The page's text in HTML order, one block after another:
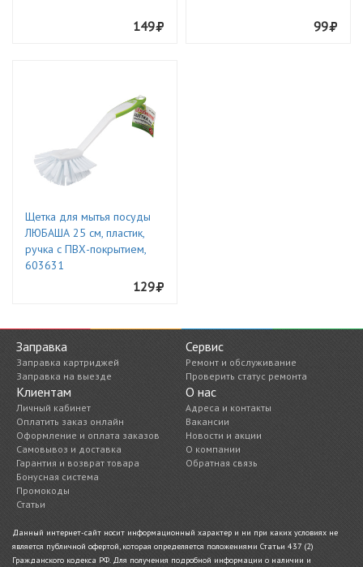
149 99
Щетка для мытья посуды
ЛЮБАША 25 см, пластик,
ручка с ПВХ-покрытием,
603631
129
Заправка
Заправка картриджей
Заправка на выезде
Сервис
Ремонт и обслуживание
Проверить статус ремонта
Клиентам
Личный кабинет
Оплатить заказ онлайн
Оформление и оплата заказов
Самовывоз и доставка
Гарантия и возврат товара
Бонусная система
Промокоды
Статьи
О нас
Адреса и контакты
Вакансии
Новости и акции
О компании
Обратная связь
Данный интернет-сайт носит информационный характер и ни при каких условиях не
является публичной офертой, которая определяется положениями Статьи 437 (2)
Гражданского кодекса РФ. Для получения подробной информации о наличии и